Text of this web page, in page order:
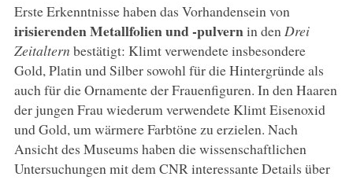
Erste Erkenntnisse haben das Vorhandensein von
irisierenden Metallfolien und -pulvernin den Drei
Zeitaltern bestätigt: Klimt verwendete insbesondere
Gold, Platin und Silber sowohl für die Hintergründe als
auch für die Ornamente der Frauenfiguren. In den Haaren
der jungen Frau wiederum verwendete Klimt Eisenoxid
und Gold, um wärmere Farbtöne zu erzielen. Nach
Ansicht des Museums haben die wissenschaftlichen
Untersuchungen mit dem CNR interessante Details über